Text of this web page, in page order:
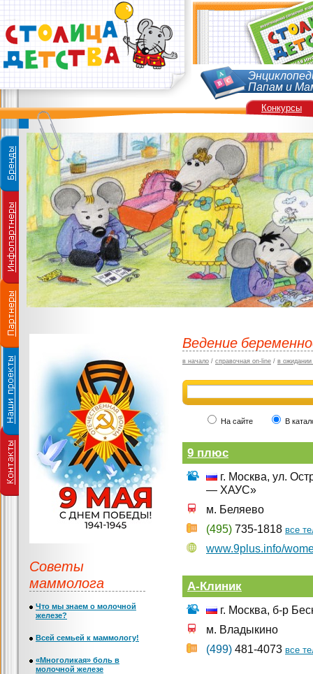
Папам и
Ведение
в начало / справочная on-line / в ожидании
На сайте В
9 плюс
г. Москва, ул.
— ХАУС»
м. Беляево
(495) 735-1818 все
www.9plus.info/
А-Клиник
г. Москва, б-р
м. Владыкино
(499) 481-4073 все
Советы
маммолога
Что мы знаем о молочной
железе?
Всей семьей к маммологу!
«Многоликая» боль в
молочной железе
Конкурсы